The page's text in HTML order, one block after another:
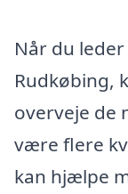
Når du
Rudkøbing,
overveje de
være flere
kan hjælpe